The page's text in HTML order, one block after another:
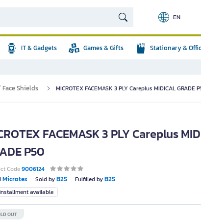
EN
IT & Gadgets Games & Gifts Stationary &
Shields MICROTEX FACEMASK 3 PLY Careplus MIDICAL GRADE
FACEMASK 3 PLY Careplus
P50
Code9006124
Microtex Sold byB2S Fulfilled byB2S
available
OUT